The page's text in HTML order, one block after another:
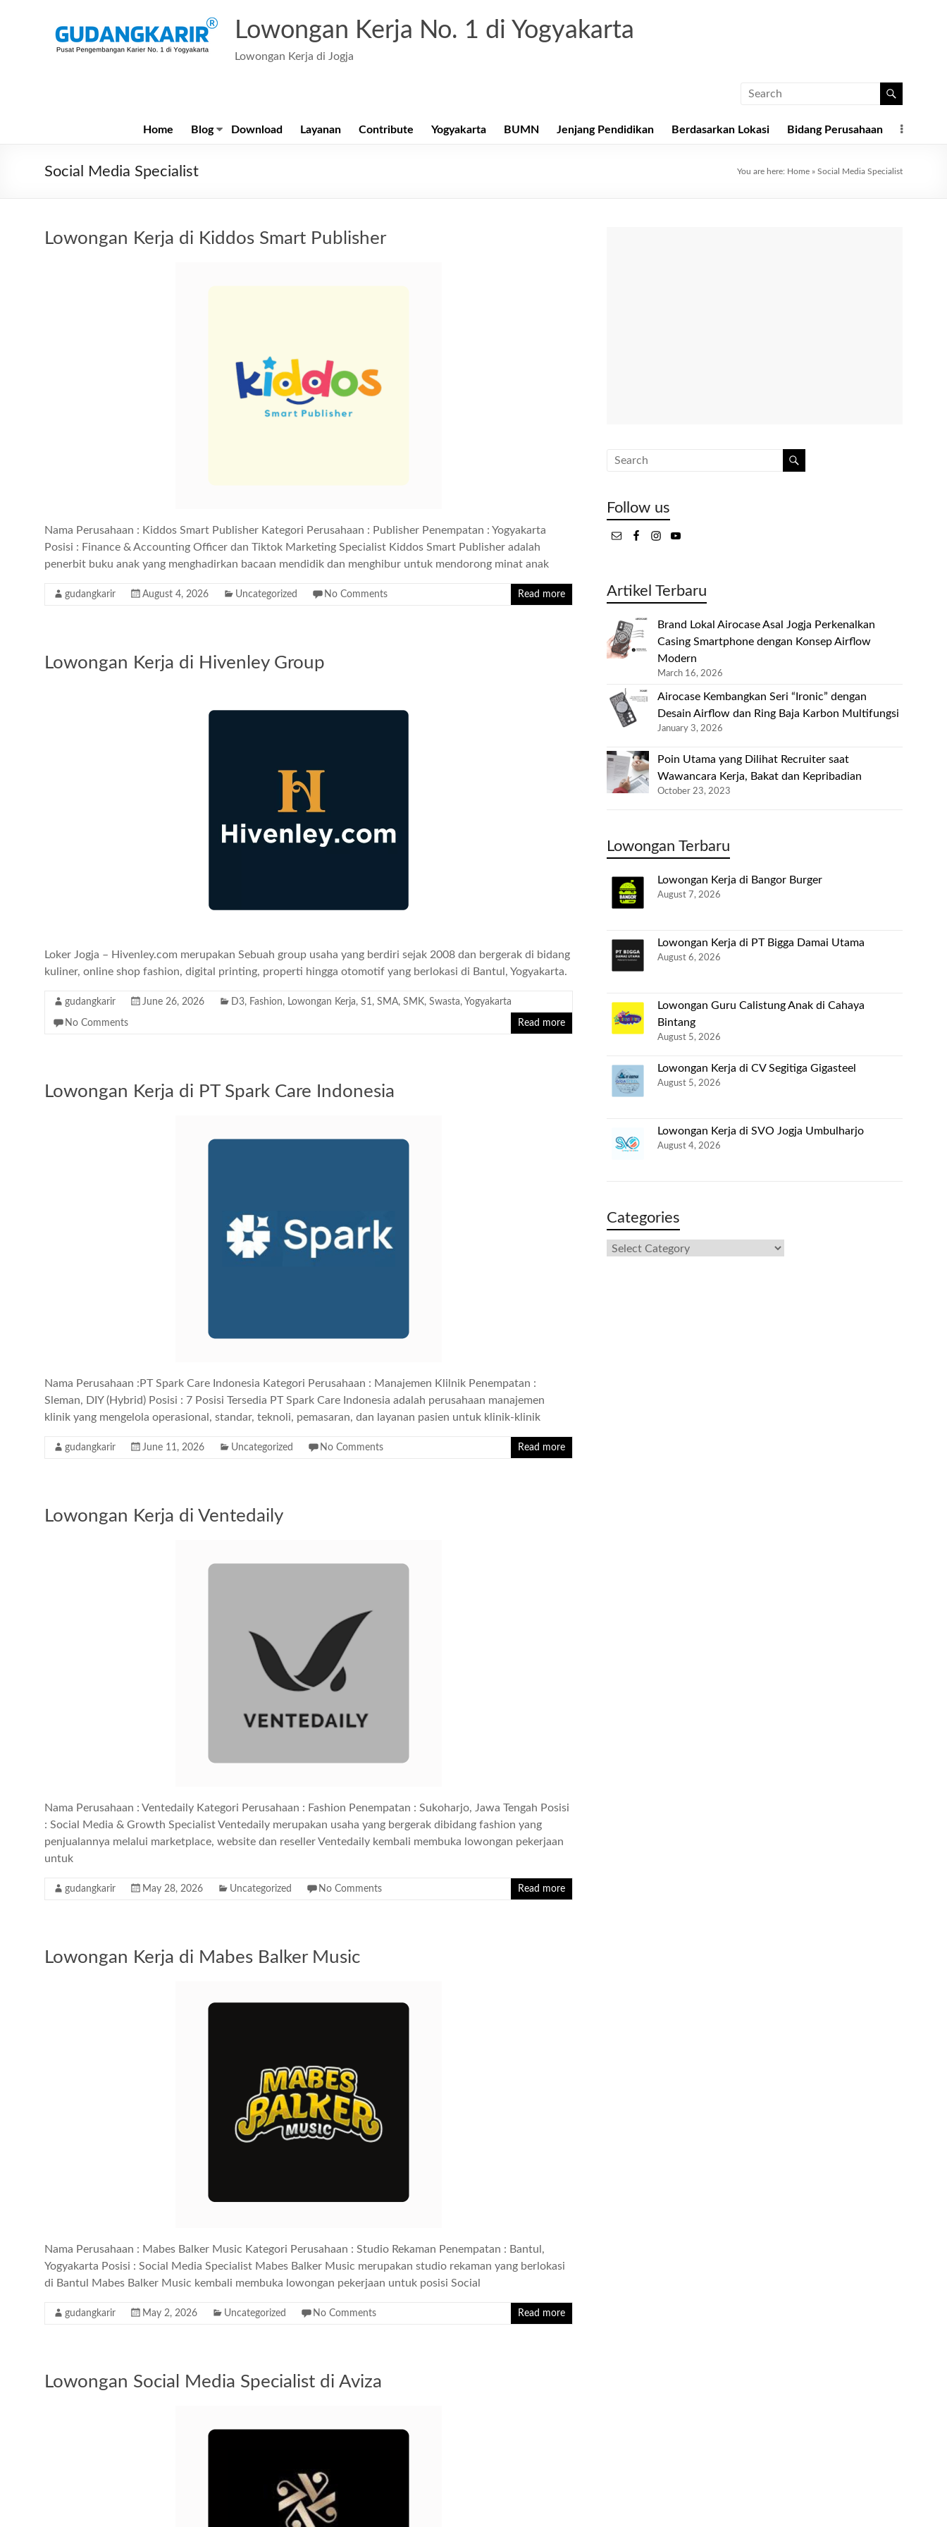
Lowongan Kerja No. 1 di Yogyakarta
Lowongan Kerja di Jogja
Home Blog Download Layanan Contribute Yogyakarta BUMN Jenjang Pendidikan Berdasarkan Lokasi Bidang Perusahaan
Social Media Specialist You are here: Home » Social Media Specialist
Lowongan Kerja di Kiddos Smart Publisher
Nama Perusahaan : Kiddos Smart Publisher Kategori Perusahaan : Publisher Penempatan : Yogyakarta
Posisi : Finance & Accounting Officer dan Tiktok Marketing Specialist Kiddos Smart Publisher adalah
penerbit buku anak yang menghadirkan bacaan mendidik dan menghibur untuk mendorong minat anak
gudangkarir August 4, 2026 Uncategorized No Comments Read more
Lowongan Kerja di Hivenley Group
Loker Jogja – Hivenley.com merupakan Sebuah group usaha yang berdiri sejak 2008 dan bergerak di bidang
kuliner, online shop fashion, digital printing, properti hingga otomotif yang berlokasi di Bantul, Yogyakarta.
gudangkarir June 26, 2026 D3, Fashion, Lowongan Kerja, S1, SMA, SMK, Swasta, Yogyakarta
No Comments Read more
Lowongan Kerja di PT Spark Care Indonesia
Nama Perusahaan :PT Spark Care Indonesia Kategori Perusahaan : Manajemen Klilnik Penempatan :
Sleman, DIY (Hybrid) Posisi : 7 Posisi Tersedia PT Spark Care Indonesia adalah perusahaan manajemen
klinik yang mengelola operasional, standar, teknoli, pemasaran, dan layanan pasien untuk klinik-klinik
gudangkarir June 11, 2026 Uncategorized No Comments Read more
Lowongan Kerja di Ventedaily
Nama Perusahaan : Ventedaily Kategori Perusahaan : Fashion Penempatan : Sukoharjo, Jawa Tengah Posisi
: Social Media & Growth Specialist Ventedaily merupakan usaha yang bergerak dibidang fashion yang
penjualannya melalui marketplace, website dan reseller Ventedaily kembali membuka lowongan pekerjaan
untuk
gudangkarir May 28, 2026 Uncategorized No Comments Read more
Lowongan Kerja di Mabes Balker Music
Nama Perusahaan : Mabes Balker Music Kategori Perusahaan : Studio Rekaman Penempatan : Bantul,
Yogyakarta Posisi : Social Media Specialist Mabes Balker Music merupakan studio rekaman yang berlokasi
di Bantul Mabes Balker Music kembali membuka lowongan pekerjaan untuk posisi Social
gudangkarir May 2, 2026 Uncategorized No Comments Read more
Lowongan Social Media Specialist di Aviza
Follow us
Artikel Terbaru
Brand Lokal Airocase Asal Jogja Perkenalkan
Casing Smartphone dengan Konsep Airflow
Modern
March 16, 2026
Airocase Kembangkan Seri “Ironic” dengan
Desain Airflow dan Ring Baja Karbon Multifungsi
January 3, 2026
Poin Utama yang Dilihat Recruiter saat
Wawancara Kerja, Bakat dan Kepribadian
October 23, 2023
Lowongan Terbaru
Lowongan Kerja di Bangor Burger
August 7, 2026
Lowongan Kerja di PT Bigga Damai Utama
August 6, 2026
Lowongan Guru Calistung Anak di Cahaya
Bintang
August 5, 2026
Lowongan Kerja di CV Segitiga Gigasteel
August 5, 2026
Lowongan Kerja di SVO Jogja Umbulharjo
August 4, 2026
Categories
Categories